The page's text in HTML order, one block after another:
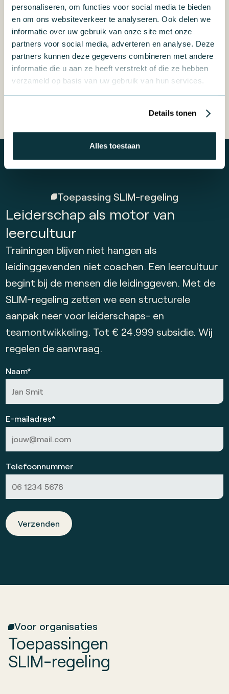
personaliseren, om functies voor social media te bieden
en om ons websiteverkeer te analyseren. Ook delen we
informatie over uw gebruik van onze site met onze
partners voor social media, adverteren en analyse. Deze
partners kunnen deze gegevens combineren met andere
informatie die u aan ze heeft verstrekt of die ze hebben
verzameld op basis van uw gebruik van hun services.
Details tonen
Alles toestaan
individuele coaching loopt doorgaans zes tot
twaalf maanden en kost tussen € 25.000 en
€ 50.000, afhankelijk van de groepsgrootte
en looptijd. De SLIM-regeling vergoedt 60%,
tot een maximum van € 24.999. Een traject
Toepassing SLIM-regeling
Leiderschap als motor van
leercultuur
Trainingen blijven niet hangen als
leidinggevenden niet coachen. Een leercultuur
begint bij de mensen die leidinggeven. Met de
SLIM-regeling zetten we een structurele
aanpak neer voor leiderschaps- en
teamontwikkeling. Tot € 24.999 subsidie. Wij
regelen de aanvraag.
Naam*
E-mailadres*
Telefoonnummer
Verzenden
Voor organisaties
Toepassingen
SLIM-regeling